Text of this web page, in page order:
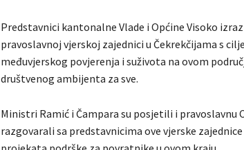
Predstavnici kantonalne Vlade i Općine Visoko
pravoslavnoj vjerskoj zajednici u Čekrekčijama s
međuvjerskog povjerenja i suživota na ovom
društvenog ambijenta za sve.
Ministri Ramić i Čampara su posjetili i pravoslavnu
razgovarali sa predstavnicima ove vjerske